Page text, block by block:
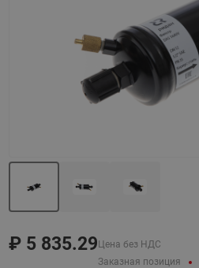
₽ 5 835.29 Цена без НДС
Заказная позиция